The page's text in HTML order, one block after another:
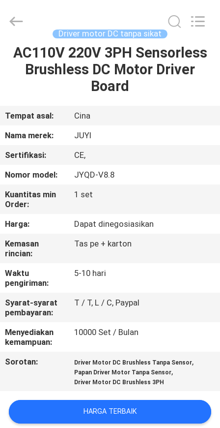
RUMAH
TENTANG
KAMI
TUR
PABRIK
KONTROL
KUALITAS
HUBUNGI
KAMI
BERITA
PERMINTAAN
PENAWARAN
KEBIJAKAN
International
Trade
Reserved.
Driver motor DC tanpa sikat
AC110V 220V 3PH Sensorless
Brushless DC Motor Driver
Board
Tempat asal:
Cina
Nama merek:
JUYI
Sertifikasi:
CE,
Nomor model:
JYQD-V8.8
Kuantitas min
Order:
1 set
Harga:
Dapat dinegosiasikan
Kemasan
rincian:
Tas pe + karton
Waktu
pengiriman:
5-10 hari
Syarat-syarat
pembayaran:
T / T, L / C, Paypal
Menyediakan
kemampuan:
10000 Set / Bulan
Sorotan: Driver Motor DC Brushless Tanpa Sensor,
Papan Driver Motor Tanpa Sensor,
Driver Motor DC Brushless 3PH
HARGA TERBAIK